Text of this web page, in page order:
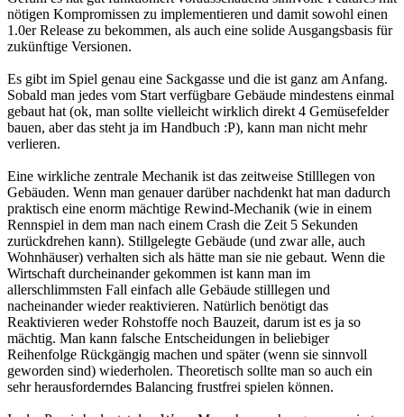
nötigen Kompromissen zu implementieren und damit sowohl einen
1.0er Release zu bekommen, als auch eine solide Ausgangsbasis für
zukünftige Versionen.
Es gibt im Spiel genau eine Sackgasse und die ist ganz am Anfang.
Sobald man jedes vom Start verfügbare Gebäude mindestens einmal
gebaut hat (ok, man sollte vielleicht wirklich direkt 4 Gemüsefelder
bauen, aber das steht ja im Handbuch :P), kann man nicht mehr
verlieren.
Eine wirkliche zentrale Mechanik ist das zeitweise Stilllegen von
Gebäuden. Wenn man genauer darüber nachdenkt hat man dadurch
praktisch eine enorm mächtige Rewind-Mechanik (wie in einem
Rennspiel in dem man nach einem Crash die Zeit 5 Sekunden
zurückdrehen kann). Stillgelegte Gebäude (und zwar alle, auch
Wohnhäuser) verhalten sich als hätte man sie nie gebaut. Wenn die
Wirtschaft durcheinander gekommen ist kann man im
allerschlimmsten Fall einfach alle Gebäude stilllegen und
nacheinander wieder reaktivieren. Natürlich benötigt das
Reaktivieren weder Rohstoffe noch Bauzeit, darum ist es ja so
mächtig. Man kann falsche Entscheidungen in beliebiger
Reihenfolge Rückgängig machen und später (wenn sie sinnvoll
geworden sind) wiederholen. Theoretisch sollte man so auch ein
sehr herausforderndes Balancing frustfrei spielen können.